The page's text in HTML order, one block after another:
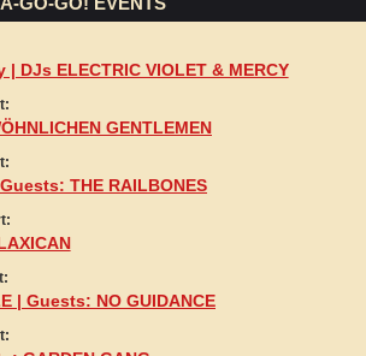
| DJs ELECTRIC VIOLET & MERCY
GENTLEMEN
THE RAILBONES
| Guests: NO GUIDANCE